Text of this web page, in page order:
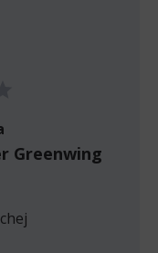
Greenwing